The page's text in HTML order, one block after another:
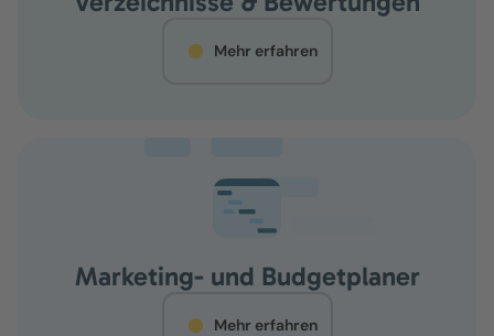
Mehr erfahren
Marketing- und Budgetplaner
Mehr erfahren